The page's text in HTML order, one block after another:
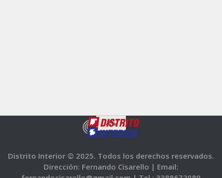
Distrito Interior © 2025. Todos los derechos reservados.
Dirección: Fernando Cisarello | Email: